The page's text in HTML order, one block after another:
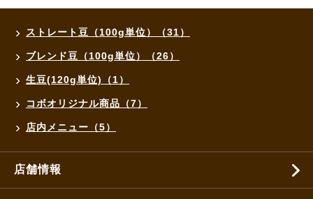
ストレート豆（100g単位）（31）
ブレンド豆（100g単位）（26）
生豆(120g単位)（1）
コボオリジナル商品（7）
店内メニュー（5）
店舗情報